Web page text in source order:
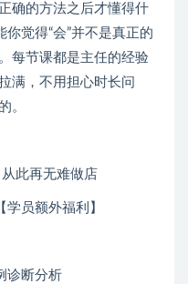
确的方法之后才懂得什
你觉得“会”并不是真正的
每节课都是主任的经验
满，不用担心时长问
。
此再无难做店
员额外福利】
诊断分析